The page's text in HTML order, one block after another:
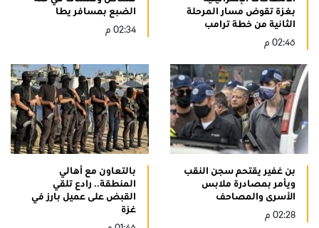
بغزة تقوض مسار المرحلة
الثانية من خطة ترامب
02:46 م
الضبع بمسافر يطا
02:34 م
بن غفير يقتحم سجن النقب
ويأمر بمصادرة ملابس
الأسرى والمصاحف
02:28 م
بالتعاون مع أهالي
المنطقة.. رادع تلقي
القبض على عميل بارز في
غزة